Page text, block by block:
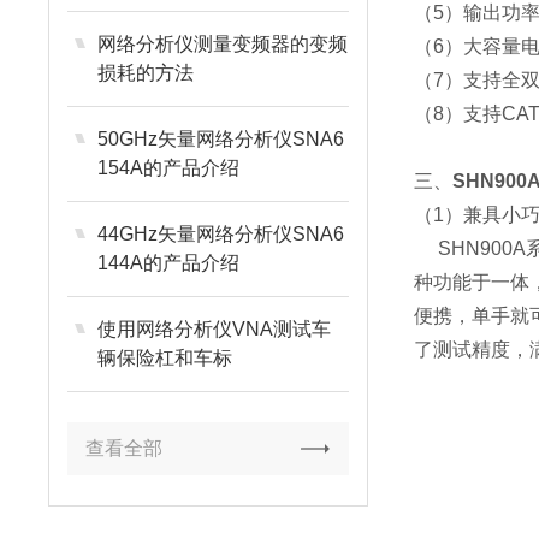
网络分析仪测量变频器的变频
损耗的方法
50GHz矢量网络分析仪SNA6
154A的产品介绍
44GHz矢量网络分析仪SNA6
144A的产品介绍
使用网络分析仪VNA测试车
辆保险杠和车标
查看全部
（5）输出功
（6）大容量
（7）支持全
（8）支持
三、
（1）兼具小
SHN900A系
种功能于一体
便携，单手就
了测试精度，